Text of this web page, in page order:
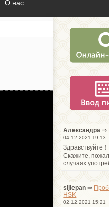
О нас
Александра ⇒
04.12.2021 19:13
Здравствуйте！
Cкажите,
случаях
sijiepan ⇒
HSK
02.12.2021 15:21